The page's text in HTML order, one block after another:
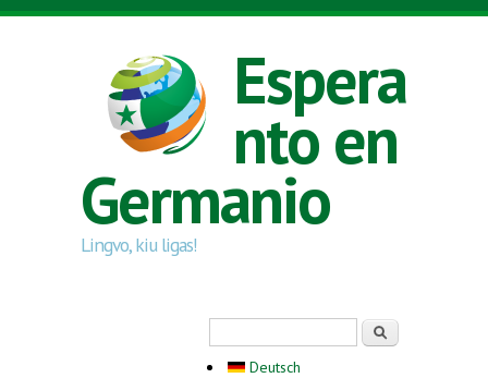
Skip to main content
Espera
nto en
Germanio
Lingvo, kiu ligas!
Deutsch